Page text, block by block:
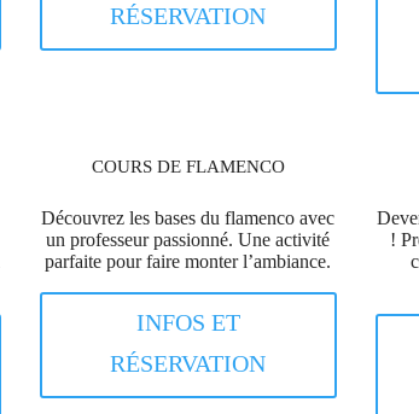
RÉSERVATION
COURS DE FLAMENCO
Découvrez les bases du flamenco avec
un professeur passionné. Une activité
parfaite pour faire monter l’ambiance.
INFOS ET
RÉSERVATION
!